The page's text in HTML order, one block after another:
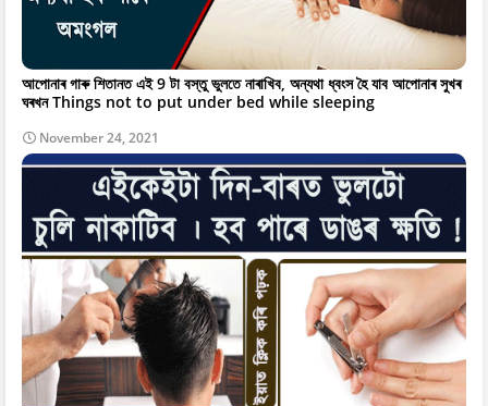
আপোনাৰ গাৰু শিতানত এই 9 টা বস্তু ভুলতে নাৰাখিব, অন্যথা ধ্বংস হৈ যাব আপোনাৰ সুখৰ
ঘৰখন Things not to put under bed while sleeping
November 24, 2021